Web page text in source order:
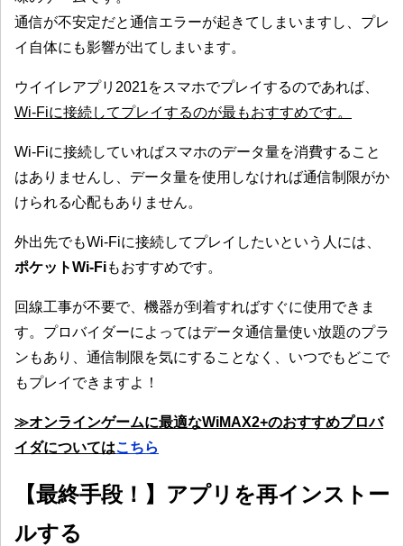
通信が不安定だと通信エラーが起きてしまいますし、プレ
イ自体にも影響が出てしまいます。
ウイイレアプリ2021をスマホでプレイするのであれば、
Wi-Fiに接続してプレイするのが最もおすすめです。
Wi-Fiに接続していればスマホのデータ量を消費すること
はありませんし、データ量を使用しなければ通信制限がか
けられる心配もありません。
外出先でもWi-Fiに接続してプレイしたいという人には、
ポケットWi-Fiもおすすめです。
回線工事が不要で、機器が到着すればすぐに使用できま
す。プロバイダーによってはデータ通信量使い放題のプラ
ンもあり、通信制限を気にすることなく、いつでもどこで
もプレイできますよ！
≫オンラインゲームに最適なWiMAX2+のおすすめプロバ
イダについてはこちら
【最終手段！】アプリを再インストー
ルする